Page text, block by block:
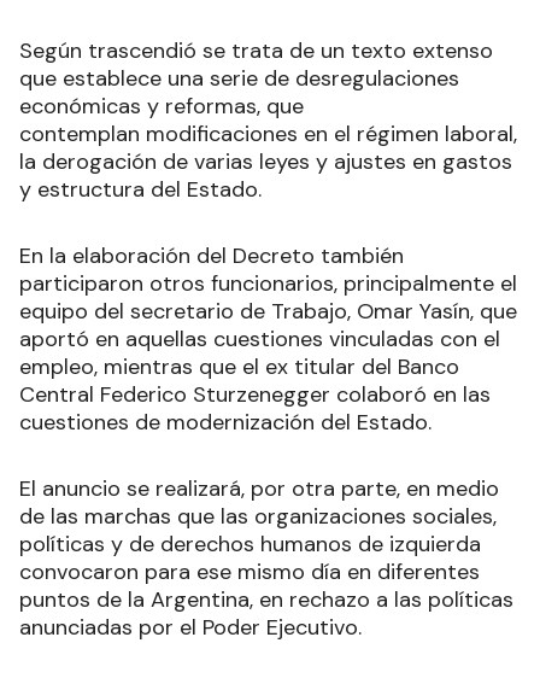
Según trascendió se trata de un texto extenso
que establece una serie de desregulaciones
económicas y reformas, que
contemplan modificaciones en el régimen laboral,
la derogación de varias leyes y ajustes en gastos
y estructura del Estado.
En la elaboración del Decreto también
participaron otros funcionarios, principalmente el
equipo del secretario de Trabajo, Omar Yasín, que
aportó en aquellas cuestiones vinculadas con el
empleo, mientras que el ex titular del Banco
Central Federico Sturzenegger colaboró en las
cuestiones de modernización del Estado.
El anuncio se realizará, por otra parte, en medio
de las marchas que las organizaciones sociales,
políticas y de derechos humanos de izquierda
convocaron para ese mismo día en diferentes
puntos de la Argentina, en rechazo a las políticas
anunciadas por el Poder Ejecutivo.